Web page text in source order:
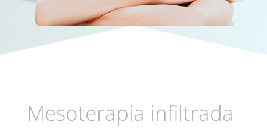
Mesoterapia infiltrada